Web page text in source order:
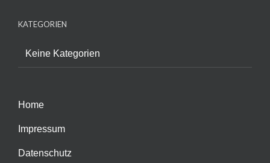
KATEGORIEN
Keine Kategorien
Home
Impressum
Datenschutz